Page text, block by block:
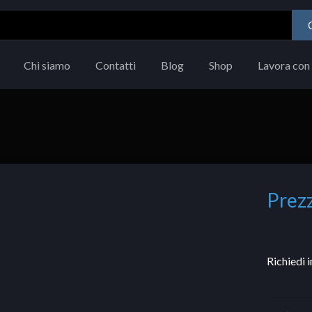
Chi siamo Contatti Blog Shop Lavora con
Richiedi